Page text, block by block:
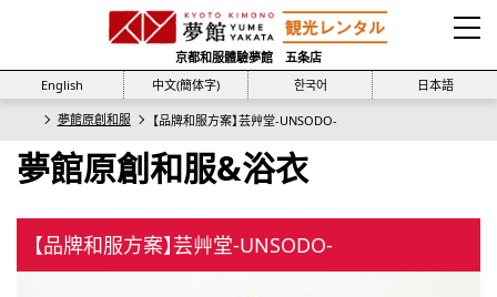
京都和服體驗夢館 五条店
English
中文(簡体字) 한국어 日本語
夢館原創和服 【品牌和服方案】芸艸堂-UNSODO-
夢館原創和服&浴衣
【品牌和服方案】芸艸堂-UNSODO-